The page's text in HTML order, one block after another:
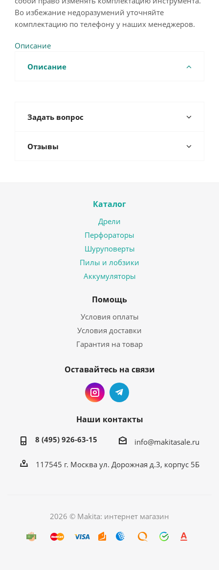
Во избежание недоразумений уточняйте
комплектацию по телефону у наших менеджеров.
Описание
Описание
Задать вопрос
Отзывы
Каталог
Дрели
Перфораторы
Шуруповерты
Пилы и лобзики
Аккумуляторы
Помощь
Условия оплаты
Условия доставки
Гарантия на товар
Оставайтесь на связи
Наши контакты
8 (495) 926-63-15 info@makitasale.ru
117545 г. Москва ул. Дорожная д.3, корпус 5Б
2026 © Makita: интернет магазин